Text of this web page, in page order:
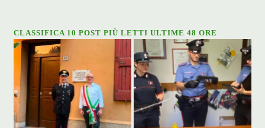
CLASSIFICA 10 POST PIÙ LETTI ULTIME 48 ORE